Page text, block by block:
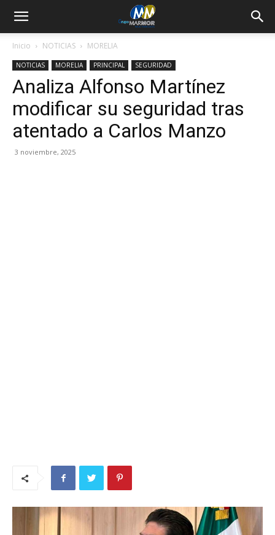
Inicio NOTICIAS MORELIA
NOTICIAS MORELIA PRINCIPAL SEGURIDAD
Analiza Alfonso Martínez
modificar su seguridad tras
atentado a Carlos Manzo
3 noviembre, 2025